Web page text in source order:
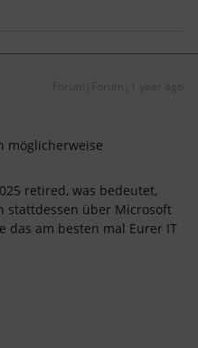
möglicherweise
retired, was bedeutet,
stattdessen über Microsoft
das am besten mal Eurer IT